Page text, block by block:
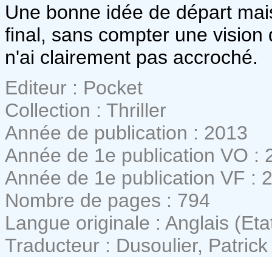
Une bonne idée de départ
final, sans compter une
n'ai clairement pas accroché.
Editeur : Pocket
Collection : Thriller
Année de publication : 2013
Année de 1e publication VO :
Année de 1e publication VF :
Nombre de pages : 794
Langue originale : Anglais
Traducteur : Dusoulier, Patrick